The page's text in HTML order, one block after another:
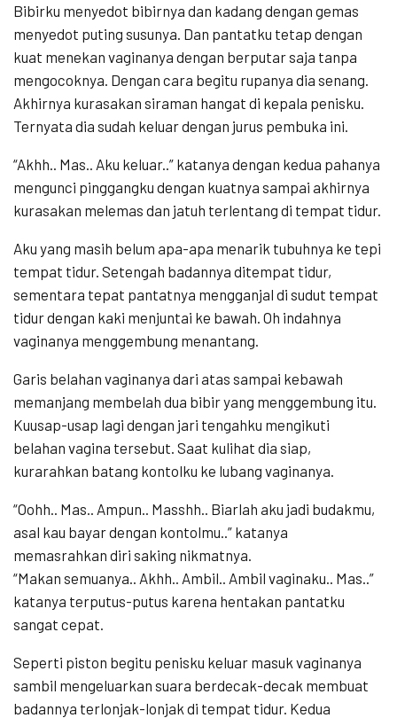
Bibirku menyedot bibirnya dan kadang dengan gemas
menyedot puting susunya. Dan pantatku tetap dengan
kuat menekan vaginanya dengan berputar saja tanpa
mengocoknya. Dengan cara begitu rupanya dia senang.
Akhirnya kurasakan siraman hangat di kepala penisku.
Ternyata dia sudah keluar dengan jurus pembuka ini.
“Akhh.. Mas.. Aku keluar..” katanya dengan kedua pahanya
mengunci pinggangku dengan kuatnya sampai akhirnya
kurasakan melemas dan jatuh terlentang di tempat tidur.
Aku yang masih belum apa-apa menarik tubuhnya ke tepi
tempat tidur. Setengah badannya ditempat tidur,
sementara tepat pantatnya mengganjal di sudut tempat
tidur dengan kaki menjuntai ke bawah. Oh indahnya
vaginanya menggembung menantang.
Garis belahan vaginanya dari atas sampai kebawah
memanjang membelah dua bibir yang menggembung itu.
Kuusap-usap lagi dengan jari tengahku mengikuti
belahan vagina tersebut. Saat kulihat dia siap,
kurarahkan batang kontolku ke lubang vaginanya.
“Oohh.. Mas.. Ampun.. Masshh.. Biarlah aku jadi budakmu,
asal kau bayar dengan kontolmu..” katanya
memasrahkan diri saking nikmatnya.
“Makan semuanya.. Akhh.. Ambil.. Ambil vaginaku.. Mas..”
katanya terputus-putus karena hentakan pantatku
sangat cepat.
Seperti piston begitu penisku keluar masuk vaginanya
sambil mengeluarkan suara berdecak-decak membuat
badannya terlonjak-lonjak di tempat tidur. Kedua